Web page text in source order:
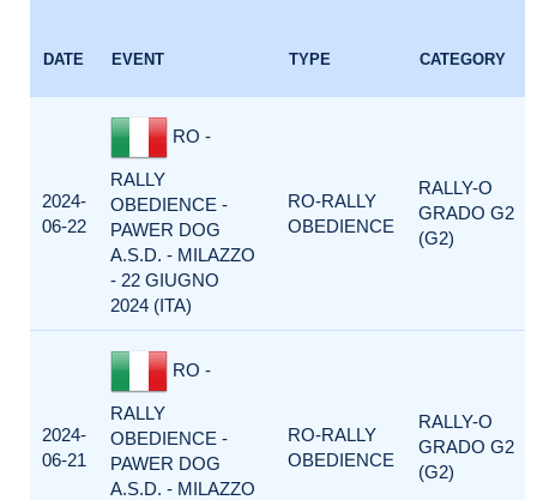
DATE EVENT TYPE CATEGORY
2024-
06-22
RO -
RALLY
OBEDIENCE -
PAWER DOG
A.S.D. - MILAZZO
- 22 GIUGNO
2024 (ITA)
RO-RALLY
OBEDIENCE
RALLY-O
GRADO G2
(G2)
2024-
06-21
RO -
RALLY
OBEDIENCE -
PAWER DOG
A.S.D. - MILAZZO
RO-RALLY
OBEDIENCE
RALLY-O
GRADO G2
(G2)